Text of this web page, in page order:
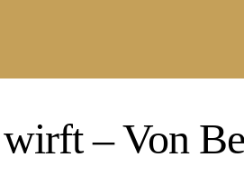
– Von